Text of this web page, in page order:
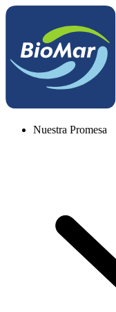
Nuestra Promesa